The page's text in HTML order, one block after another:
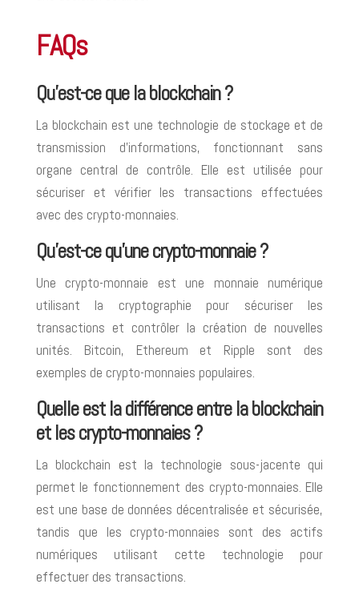
FAQs
Qu’est-ce que la blockchain ?
La blockchain est une technologie de stockage et de
transmission d’informations, fonctionnant sans
organe central de contrôle. Elle est utilisée pour
sécuriser et vérifier les transactions effectuées
avec des crypto-monnaies.
Qu’est-ce qu’une crypto-monnaie ?
Une crypto-monnaie est une monnaie numérique
utilisant la cryptographie pour sécuriser les
transactions et contrôler la création de nouvelles
unités. Bitcoin, Ethereum et Ripple sont des
exemples de crypto-monnaies populaires.
Quelle est la différence entre la blockchain
et les crypto-monnaies ?
La blockchain est la technologie sous-jacente qui
permet le fonctionnement des crypto-monnaies. Elle
est une base de données décentralisée et sécurisée,
tandis que les crypto-monnaies sont des actifs
numériques utilisant cette technologie pour
effectuer des transactions.